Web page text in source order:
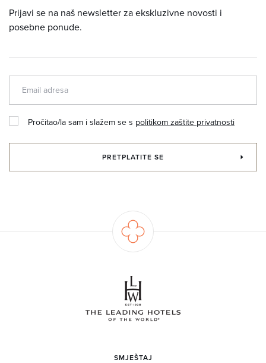
Prijavi se na naš newsletter za ekskluzivne novosti i
posebne ponude.
Pročitao/la sam i slažem se s politikom zaštite privatnosti
PRETPLATITE SE
SMJEŠTAJ